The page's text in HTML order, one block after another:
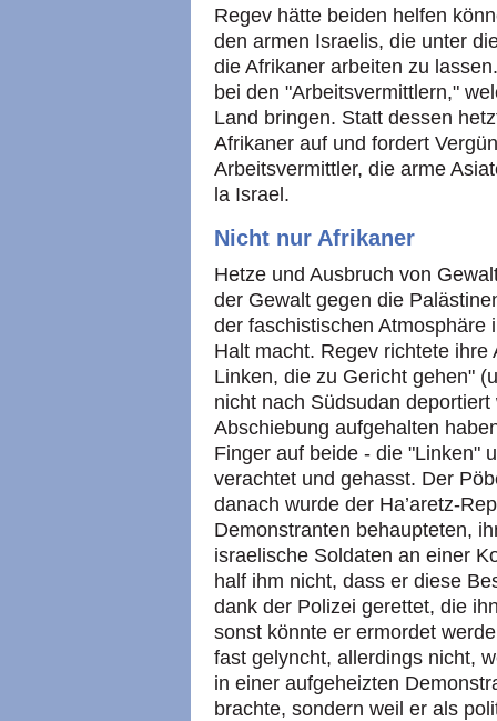
Regev hätte beiden helfen
den armen Israelis, die unter
die Afrikaner arbeiten zu
bei den "Arbeitsvermittlern,"
Land bringen. Statt dessen
Afrikaner auf und fordert
Arbeitsvermittler, die arme
la Israel.
Nicht nur Afrikaner
Hetze und Ausbruch von
der Gewalt gegen die
der faschistischen Atmosphäre
Halt macht. Regev richtete
Linken, die zu Gericht gehen"
nicht nach Südsudan
Abschiebung aufgehalten
Finger auf beide - die "Linken"
verachtet und gehasst. Der
danach wurde der Ha’aretz-
Demonstranten behaupteten,
israelische Soldaten an einer
half ihm nicht, dass er diese
dank der Polizei gerettet, die
sonst könnte er ermordet
fast gelyncht, allerdings nicht,
in einer aufgeheizten
brachte, sondern weil er als